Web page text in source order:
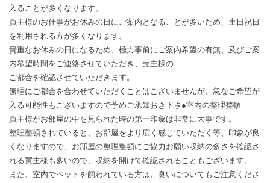
入ることが多くなります。
買主様のお仕事がお休みの日にご案内となることが多いため、土日祝日
を利用される方が多くなります。
貴重なお休みの日になるため、極力事前にご案内希望の有無、及びご案
内希望時間をご連絡させていただき、売主様の
ご都合を確認させていただきます。
無理にご都合を合わせていただくことはございませんが、急なご希望が
入る可能性もございますので予めご承知おき下さ●室内の整理整頓
買主様がお部屋の中を見られた時の第一印象は非常に大事です。
整理整頓されていると、お部屋をより広く感じていただく等、印象が良
くなりますので、お部屋の整理整頓にご協力お願い収納の多さを確認さ
れる買主様も多いので、収納を開けて確認されることもございます。
また、室内でペットを飼われている方は、臭いについてもご注意くださ